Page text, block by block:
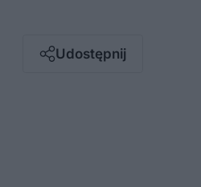
Udostępnij
Messenger